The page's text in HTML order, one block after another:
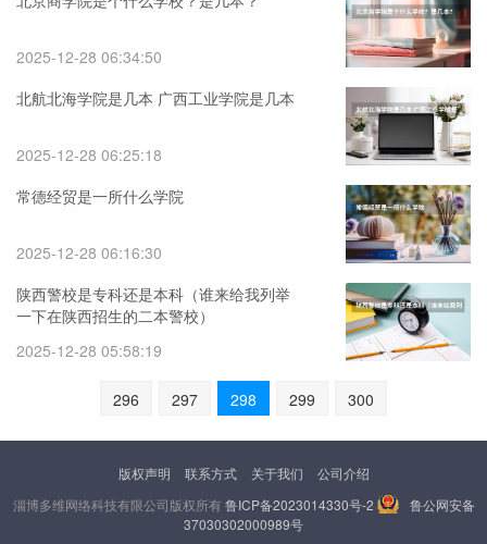
2025-12-28 06:34:50
北航北海学院是几本 广西工业学院是几本
2025-12-28 06:25:18
常德经贸是一所什么学院
2025-12-28 06:16:30
陕西警校是专科还是本科（谁来给我列举
一下在陕西招生的二本警校）
2025-12-28 05:58:19
296 297 298 299 300
版权声明 联系方式 关于我们
公司介绍
淄博多维网络科技有限公司版权所有鲁ICP备2023014330号-2
鲁公网安备
37030302000989号